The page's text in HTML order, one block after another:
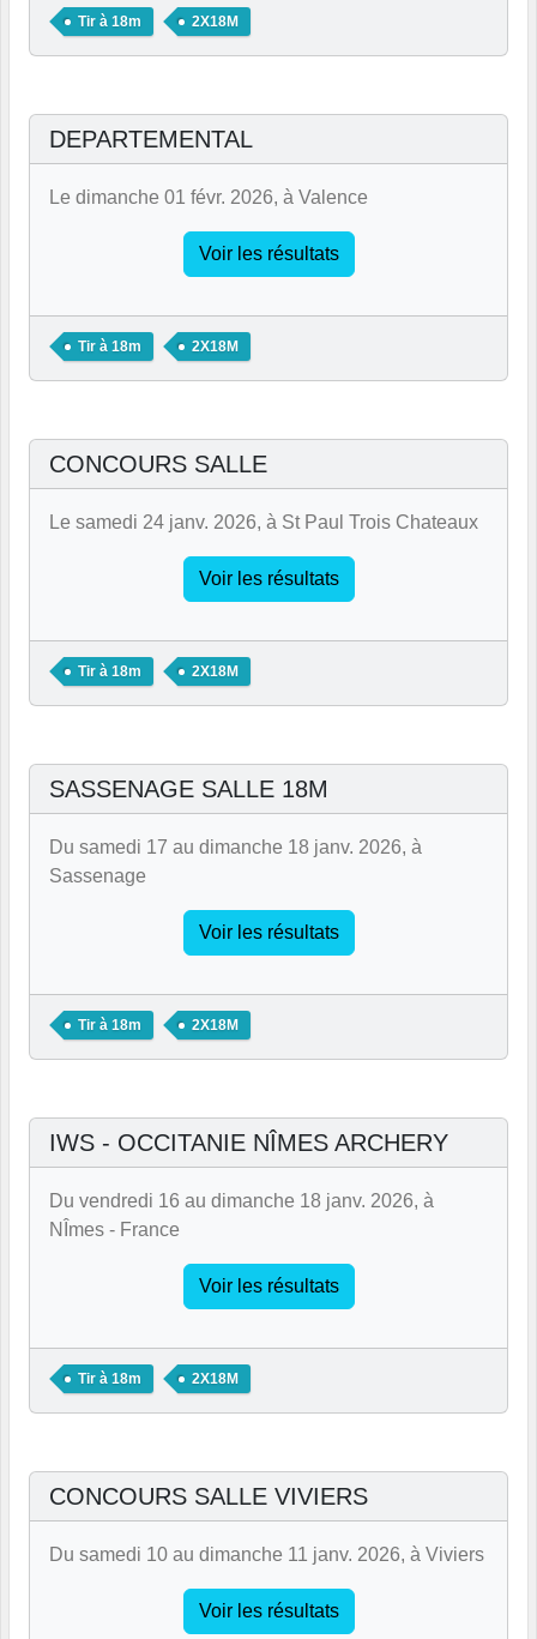
Tir à 18m 2X18M
DEPARTEMENTAL
Le dimanche 01 févr. 2026, à Valence
Voir les résultats
Tir à 18m 2X18M
CONCOURS SALLE
Le samedi 24 janv. 2026, à St Paul Trois Chateaux
Voir les résultats
Tir à 18m 2X18M
SASSENAGE SALLE 18M
Du samedi 17 au dimanche 18 janv. 2026, à
Sassenage
Voir les résultats
Tir à 18m 2X18M
IWS - OCCITANIE NÎMES ARCHERY
Du vendredi 16 au dimanche 18 janv. 2026, à
NÎmes - France
Voir les résultats
Tir à 18m 2X18M
CONCOURS SALLE VIVIERS
Du samedi 10 au dimanche 11 janv. 2026, à Viviers
Voir les résultats